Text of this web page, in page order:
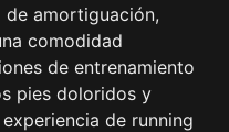
amortiguación,
comodidad
de entrenamiento
pies doloridos y
de running